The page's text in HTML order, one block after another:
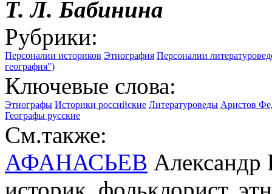
Т. Л. Бабинина
Рубрики:
Персоналии историков Этнография Персоналии
география")
Ключевые слова:
Этнографы Историки российские Литературоведы Аристов
Географы русские
См.также:
АФАНАСЬЕВ Александр